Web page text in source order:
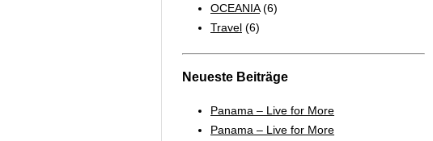
OCEANIA(6)
Travel (6)
Neueste Beiträge
Panama – Live for More
Panama – Live for More